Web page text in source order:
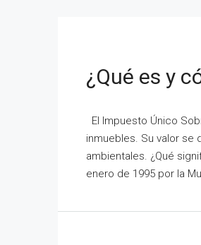
¿Qué es y
El Impuesto Único
inmuebles. Su valor
ambientales. ¿Qué
enero de 1995 por la